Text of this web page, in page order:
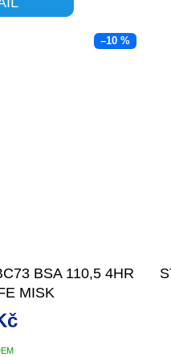
–10 %
BSA 110,5 4HR
MISK